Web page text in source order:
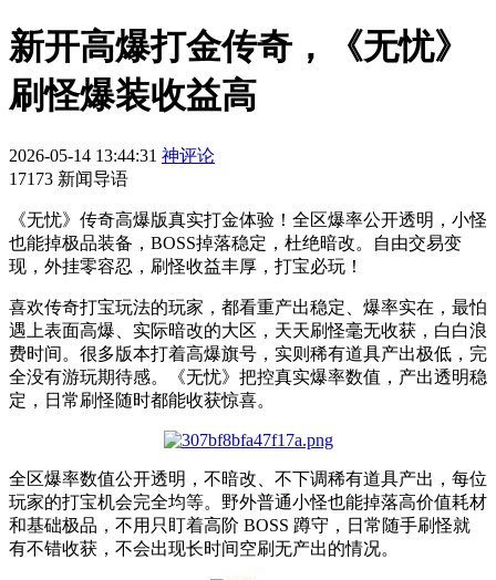
新开高爆打金传奇，《无忧》
刷怪爆装收益高
2026-05-14 13:44:31 神评论
17173 新闻导语
《无忧》传奇高爆版真实打金体验！全区爆率公开透明，小怪
也能掉极品装备，BOSS掉落稳定，杜绝暗改。自由交易变
现，外挂零容忍，刷怪收益丰厚，打宝必玩！
喜欢传奇打宝玩法的玩家，都看重产出稳定、爆率实在，最怕
遇上表面高爆、实际暗改的大区，天天刷怪毫无收获，白白浪
费时间。很多版本打着高爆旗号，实则稀有道具产出极低，完
全没有游玩期待感。《无忧》把控真实爆率数值，产出透明稳
定，日常刷怪随时都能收获惊喜。
全区爆率数值公开透明，不暗改、不下调稀有道具产出，每位
玩家的打宝机会完全均等。野外普通小怪也能掉落高价值耗材
和基础极品，不用只盯着高阶 BOSS 蹲守，日常随手刷怪就
有不错收获，不会出现长时间空刷无产出的情况。